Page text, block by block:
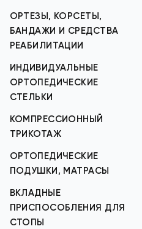
ОРТЕЗЫ, КОРСЕТЫ,
БАНДАЖИ И СРЕДСТВА
РЕАБИЛИТАЦИИ
ИНДИВИДУАЛЬНЫЕ
ОРТОПЕДИЧЕСКИЕ
СТЕЛЬКИ
КОМПРЕССИОННЫЙ
ТРИКОТАЖ
ОРТОПЕДИЧЕСКИЕ
ПОДУШКИ, МАТРАСЫ
ВКЛАДНЫЕ
ПРИСПОСОБЛЕНИЯ ДЛЯ
СТОПЫ